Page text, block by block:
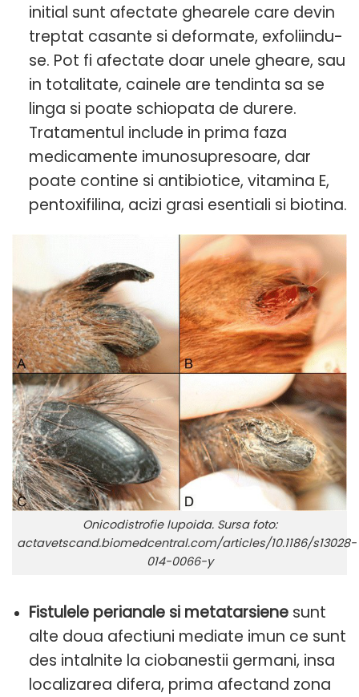
initial sunt afectate ghearele care devin
treptat casante si deformate, exfoliindu-
se. Pot fi afectate doar unele gheare, sau
in totalitate, cainele are tendinta sa se
linga si poate schiopata de durere.
Tratamentul include in prima faza
medicamente imunosupresoare, dar
poate contine si antibiotice, vitamina E,
pentoxifilina, acizi grasi esentiali si biotina.
Onicodistrofie lupoida. Sursa foto:
actavetscand.biomedcentral.com/articles/10.1186/s13028-
014-0066-y
Fistulele perianale si metatarsienesunt
alte doua afectiuni mediate imun ce sunt
des intalnite la ciobanestii germani, insa
localizarea difera, prima afectand zona